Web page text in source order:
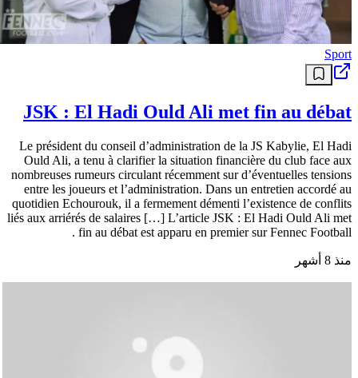
Sport
JSK : El Hadi Ould Ali met fin au débat
Le président du conseil d’administration de la JS Kabylie, El Hadi
Ould Ali, a tenu à clarifier la situation financière du club face aux
nombreuses rumeurs circulant récemment sur d’éventuelles tensions
entre les joueurs et l’administration. Dans un entretien accordé au
quotidien Echourouk, il a fermement démenti l’existence de conflits
liés aux arriérés de salaires […] L’article JSK : El Hadi Ould Ali met
fin au débat est apparu en premier sur Fennec Football .
منذ 8 أشهر